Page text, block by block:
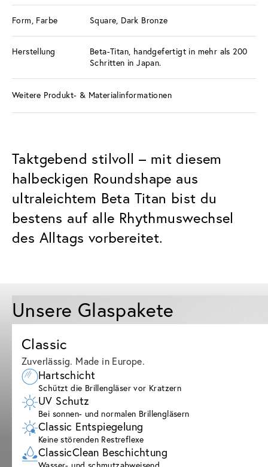
Form, Farbe Square, Dark Bronze
Herstellung
Beta-Titan, handgefertigt in mehr als 200
Schritten in Japan.
Weitere Produkt- & Materialinformationen
Taktgebend stilvoll – mit diesem
halbeckigen Roundshape aus
ultraleichtem Beta Titan bist du
bestens auf alle Rhythmuswechsel
des Alltags vorbereitet.
Unsere Glaspakete
Classic
Zuverlässig. Made in Europe.
Hartschicht
Schützt die Brillengläser vor Kratzern
UV Schutz
Bei sonnen- und normalen Brillengläsern
Classic Entspiegelung
Keine störenden Restreflexe
ClassicClean Beschichtung